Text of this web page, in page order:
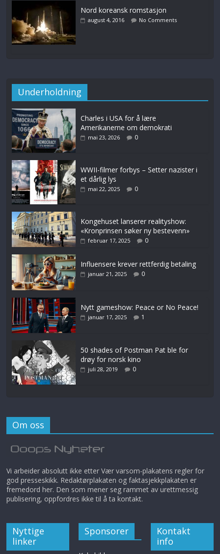
Nord koreansk romstasjon
august 4, 2016 No Comments
Underholdning
Charles i USA for å lære
Amerikanerne om demokrati
mai 23, 2026 0
WWII-filmer forbys – Setter nazister i
et dårlig lys
mai 22, 2025 0
Kongehuset lanserer realityshow:
«Kronprinsen søker ny bestevenn»
februar 17, 2025 0
Influensere krever rettferdig betaling
januar 21, 2025 0
Nytt gameshow: Peace or No Peace!
januar 17, 2025 1
50 shades of Postman Pat ble for
drøy for norsk kino
juli 28, 2019 0
Om oss
Vi arbeider absolutt ikke etter Vær varsom-plakatens regler for
god presseskikk. Redaktørplakaten og faktasjekkplakaten er
fremedord her. Den som mener seg rammet av urettmessig
publisering, oppfordres ikke til å ta kontakt.
Nyttige
linker
Sponsorer
Kontakt
info